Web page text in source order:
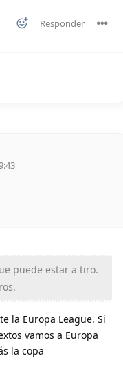
Responder
puede estar a tiro.
la Europa League. Si
vamos a Europa
la copa